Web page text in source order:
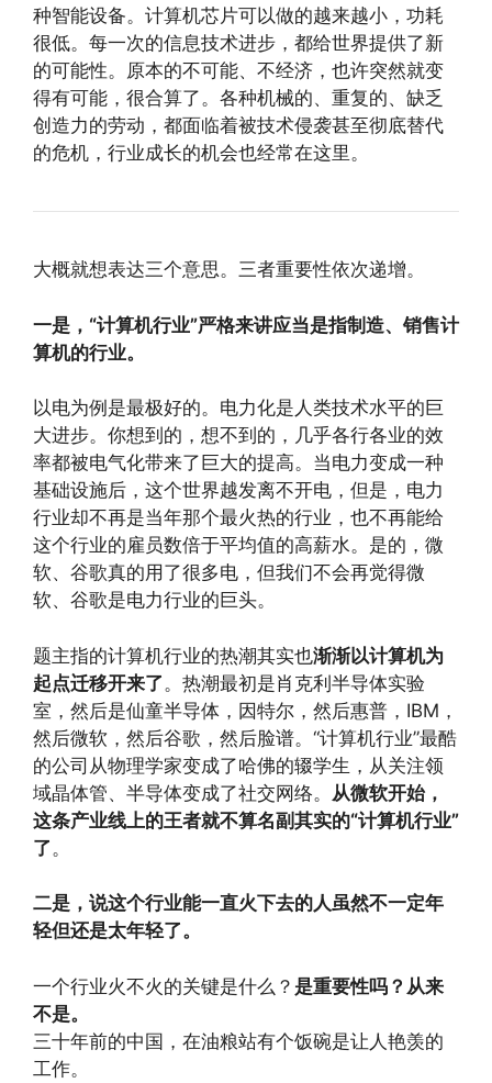
种智能设备。计算机芯片可以做的越来越小，功耗
很低。每一次的信息技术进步，都给世界提供了新
的可能性。原本的不可能、不经济，也许突然就变
得有可能，很合算了。各种机械的、重复的、缺乏
创造力的劳动，都面临着被技术侵袭甚至彻底替代
的危机，行业成长的机会也经常在这里。
大概就想表达三个意思。三者重要性依次递增。
一是，“计算机行业”严格来讲应当是指制造、销售计
算机的行业。
以电为例是最极好的。电力化是人类技术水平的巨
大进步。你想到的，想不到的，几乎各行各业的效
率都被电气化带来了巨大的提高。当电力变成一种
基础设施后，这个世界越发离不开电，但是，电力
行业却不再是当年那个最火热的行业，也不再能给
这个行业的雇员数倍于平均值的高薪水。是的，微
软、谷歌真的用了很多电，但我们不会再觉得微
软、谷歌是电力行业的巨头。
题主指的计算机行业的热潮其实也渐渐以计算机为
起点迁移开来了 。热潮最初是肖克利半导体实验
室，然后是仙童半导体，因特尔，然后惠普，IBM，
然后微软，然后谷歌，然后脸谱。“计算机行业”最酷
的公司从物理学家变成了哈佛的辍学生，从关注领
域晶体管、半导体变成了社交网络。 从微软开始，
这条产业线上的王者就不算名副其实的“计算机行业”
了 。
二是，说这个行业能一直火下去的人虽然不一定年
轻但还是太年轻了。
一个行业火不火的关键是什么？ 是重要性吗？从来
不是。
三十年前的中国，在油粮站有个饭碗是让人艳羡的
工作。